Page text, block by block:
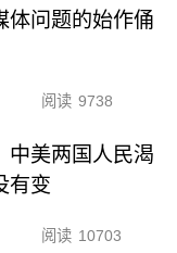
体问题的始作俑
阅读 9738
中美两国人民渴
有变
阅读 10703